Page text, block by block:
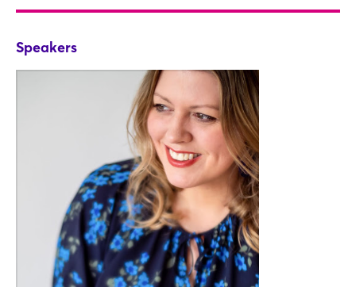
Facebook
Link kopieren
Speakers